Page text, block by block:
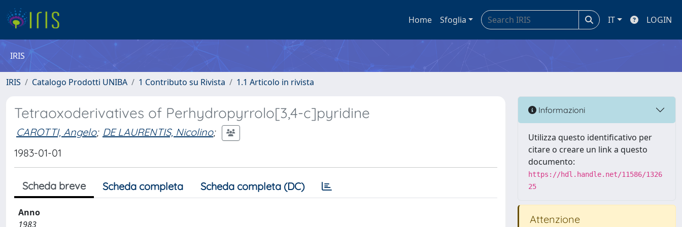
Home Sfoglia IT LOGIN
IRIS
IRIS Catalogo Prodotti UNIBA 1 Contributo su Rivista 1.1 Articolo in rivista
Tetraoxoderivatives of Perhydropyrrolo[3,4-c]pyridine
CAROTTI, Angelo; DE LAURENTIS, Nicolino;
1983-01-01
Scheda breve Scheda completa Scheda completa (DC)
Anno
1983
Informazioni
Utilizza questo identificativo per
citare o creare un link a questo
documento:
https://hdl.handle.net/11586/1326
25
Attenzione